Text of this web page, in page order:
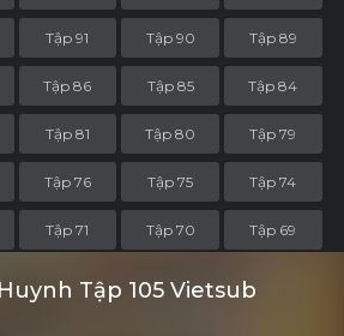
Tập 91 Tập 90 Tập 89
Tập 86 Tập 85 Tập 84
Tập 81 Tập 80 Tập 79
Tập 76 Tập 75 Tập 74
Tập 71 Tập 70 Tập 69
Tập 66 Tập 65
Tập 105 Vietsub